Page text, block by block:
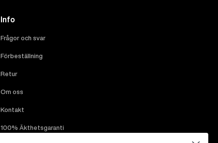
Info
Frågor och svar
Förbeställning
Retur
Om oss
Kontakt
100% Äkthetsgaranti